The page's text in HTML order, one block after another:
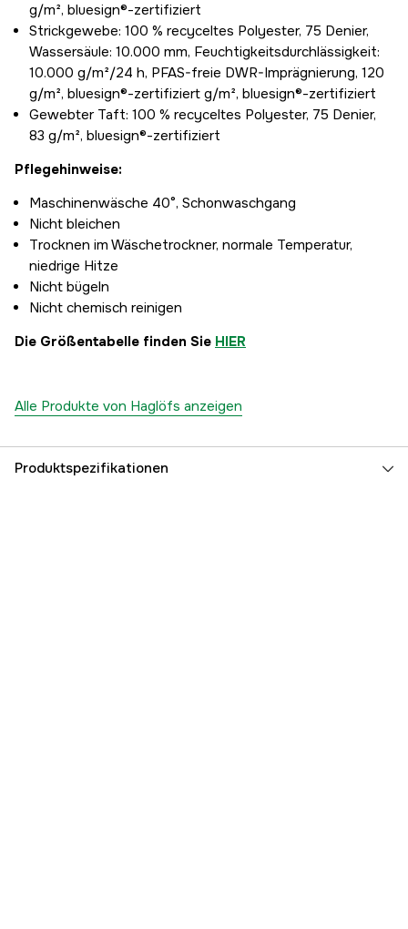
g/m², bluesign®-zertifiziert
Strickgewebe: 100 % recyceltes Polyester, 75 Denier,
Wassersäule: 10.000 mm, Feuchtigkeitsdurchlässigkeit:
10.000 g/m²/24 h, PFAS-freie DWR-Imprägnierung, 120
g/m², bluesign®-zertifiziert g/m², bluesign®-zertifiziert
Gewebter Taft: 100 % recyceltes Polyester, 75 Denier,
83 g/m², bluesign®-zertifiziert
Pflegehinweise:
Maschinenwäsche 40°, Schonwaschgang
Nicht bleichen
Trocknen im Wäschetrockner, normale Temperatur,
niedrige Hitze
Nicht bügeln
Nicht chemisch reinigen
Die Größentabelle finden Sie HIER
Alle Produkte von Haglöfs anzeigen
Produktspezifikationen